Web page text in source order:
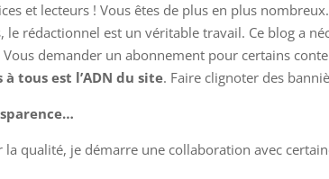
et lecteurs ! Vous êtes de plus en plus
le rédactionnel est un véritable travail. Ce blog a
Vous demander un abonnement pour certains
à tous est l’ADN du site. Faire clignoter des
qualité, je démarre une collaboration avec